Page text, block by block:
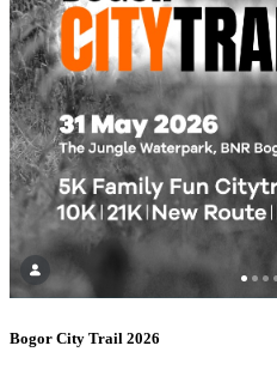
Bogor City Trail 2026